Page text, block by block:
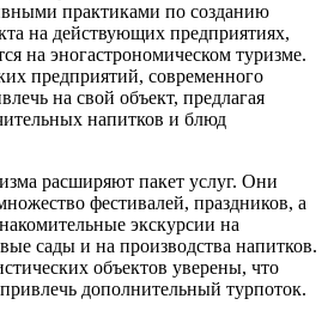
практиками по созданию
на действующих предприятиях,
на эногастрономическом туризме.
предприятий, современного
на свой объект, предлагая
напитков и блюд
расширяют пакет услуг. Они
фестивалей, праздников, а
экскурсии на
сады и на производства напитков.
объектов уверены, что
дополнительный турпоток.